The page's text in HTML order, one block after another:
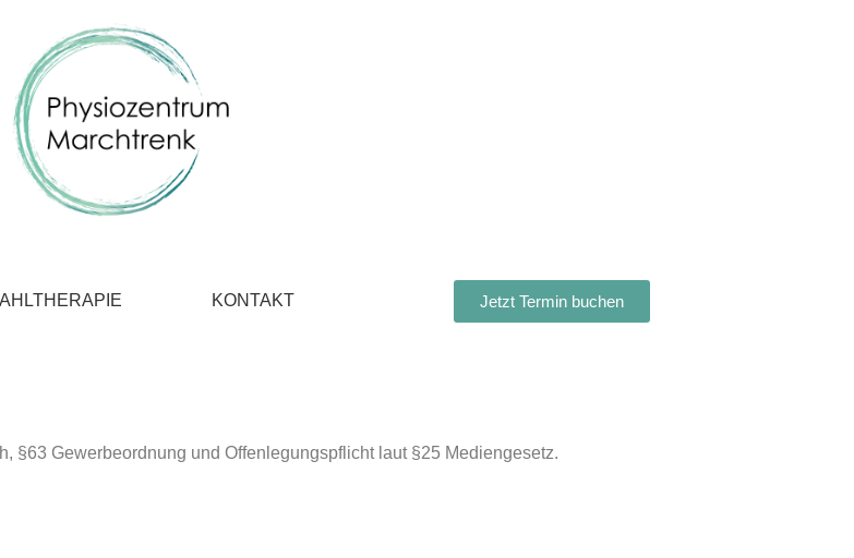
KONTAKT Jetzt Termin buchen
§63 Gewerbeordnung und Offenlegungspflicht laut §25 Mediengesetz.